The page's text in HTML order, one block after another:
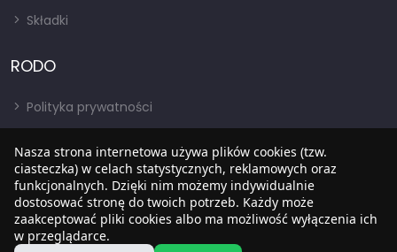
Składki
RODO
Polityka prywatności
RODO
BIP
Nasza strona internetowa używa plików cookies (tzw.
ciasteczka) w celach statystycznych, reklamowych oraz
funkcjonalnych. Dzięki nim możemy indywidualnie
dostosować stronę do twoich potrzeb. Każdy może
zaakceptować pliki cookies albo ma możliwość wyłączenia ich
w przeglądarce.